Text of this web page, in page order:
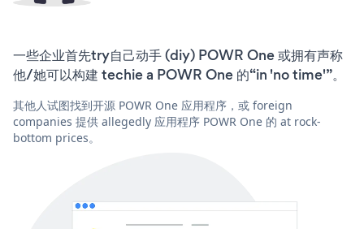
一些企业首先try自己动手 (diy) POWR One 或拥有声称
他/她可以构建 techie a POWR One 的“in 'no time'”。
其他人试图找到开源 POWR One 应用程序，或 foreign
companies 提供 allegedly 应用程序 POWR One 的 at rock-
bottom prices。